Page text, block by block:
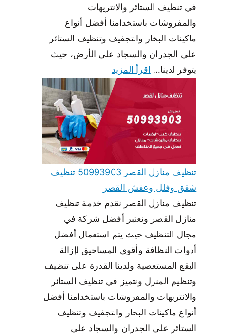
في تنظيف الستائر والانتريهات
والمفروشات باستخدامنا أفضل أنواع
ماكينات البخار والتجفيف وتنظيف الستائر
على الجدران والسجاد على الأرض، حيث
يتوفر لدينا… اقرأ المزيد
تنظيف منازل القصر 50993903 تنظيف
شقق وفلل وعفش القصر
تنظيف منازل القصر نقدم خدمة تنظيف
منازل القصر ونعتبر أفضل شركة في
مجال التنظيف حيث يتم استعمال أفضل
أدوات النظافة وأقوى المساحيق لإزالة
البقع المستعصية ولدينا القدرة على تنظيف
وتنظيم المنزل ونتميز في تنظيف الستائر
والانتريهات والمفروشات باستخدامنا أفضل
أنواع ماكينات البخار والتجفيف وتنظيف
الستائر على الجدران والسجاد على